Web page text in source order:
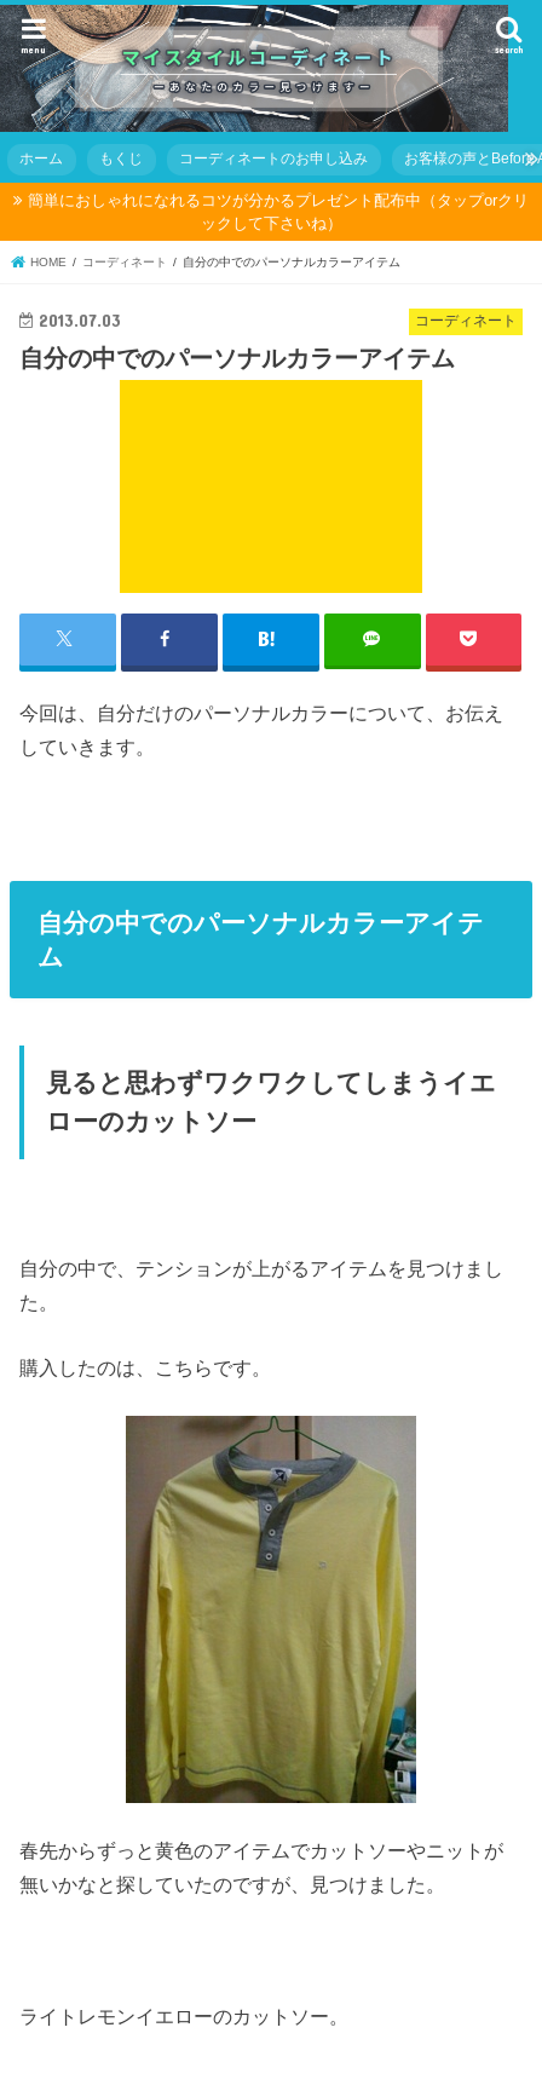
search
menu
ホーム もくじ コーディネートのお申し込み お客様の声とBefore
簡単におしゃれになれるコツが分かるプレゼント配布中（タップorクリ
ックして下さいね）
HOME コーディネート 自分の中でのパーソナルカラーアイテム
コーディネート
2013.07.03
自分の中でのパーソナルカラーアイテム
今回は、自分だけのパーソナルカラーについて、お伝え
していきます。
自分の中でのパーソナルカラーアイテ
ム
見ると思わずワクワクしてしまうイエ
ローのカットソー
自分の中で、テンションが上がるアイテムを見つけまし
た。
購入したのは、こちらです。
春先からずっと黄色のアイテムでカットソーやニットが
無いかなと探していたのですが、見つけました。
ライトレモンイエローのカットソー。